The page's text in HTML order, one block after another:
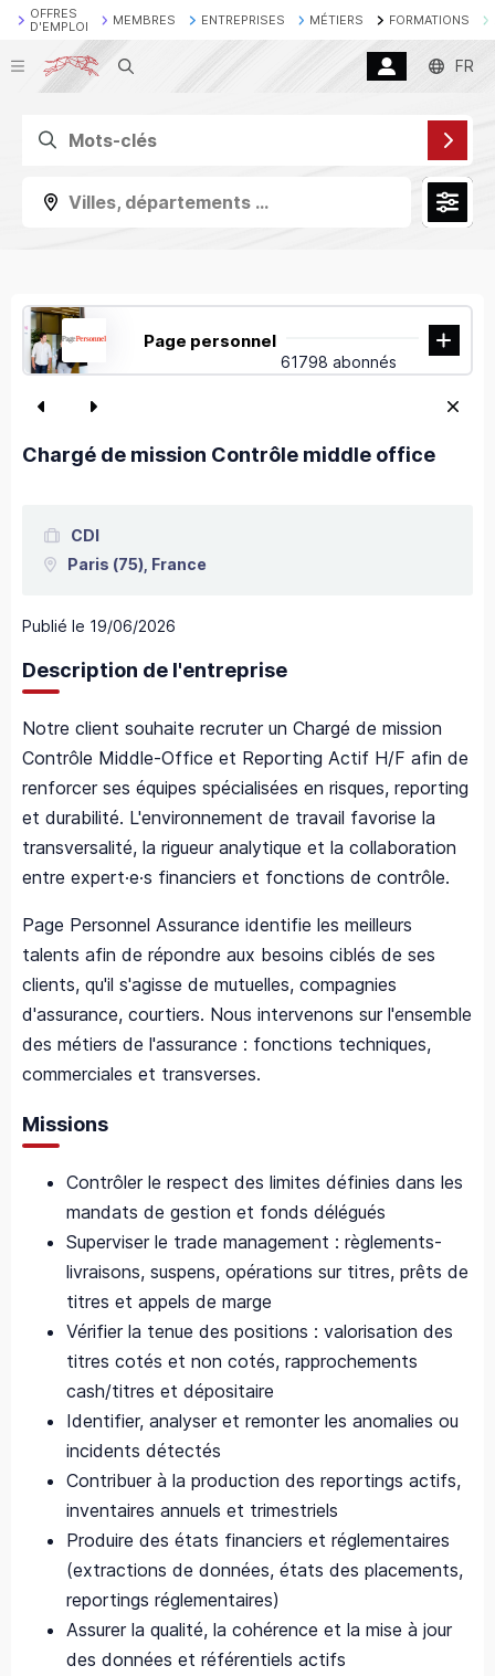
OFFRES
D'EMPLOI
MEMBRES ENTREPRISES MÉTIERS FORMATIONS
Recherche FR
Villes, départements ...
Page personnel
61798 abonnés
Chargé de mission Contrôle middle office
CDI
Paris (75), France
Publié le 19/06/2026
Description de l'entreprise
Notre client souhaite recruter un Chargé de mission
Contrôle Middle-Office et Reporting Actif H/F afin de
renforcer ses équipes spécialisées en risques, reporting
et durabilité. L'environnement de travail favorise la
transversalité, la rigueur analytique et la collaboration
entre expert·e·s financiers et fonctions de contrôle.
Page Personnel Assurance identifie les meilleurs
talents afin de répondre aux besoins ciblés de ses
clients, qu'il s'agisse de mutuelles, compagnies
d'assurance, courtiers. Nous intervenons sur l'ensemble
des métiers de l'assurance : fonctions techniques,
commerciales et transverses.
Missions
Contrôler le respect des limites définies dans les
mandats de gestion et fonds délégués
Superviser le trade management : règlements-
livraisons, suspens, opérations sur titres, prêts de
titres et appels de marge
Vérifier la tenue des positions : valorisation des
titres cotés et non cotés, rapprochements
cash/titres et dépositaire
Identifier, analyser et remonter les anomalies ou
incidents détectés
Contribuer à la production des reportings actifs,
inventaires annuels et trimestriels
Produire des états financiers et réglementaires
(extractions de données, états des placements,
reportings réglementaires)
Assurer la qualité, la cohérence et la mise à jour
des données et référentiels actifs